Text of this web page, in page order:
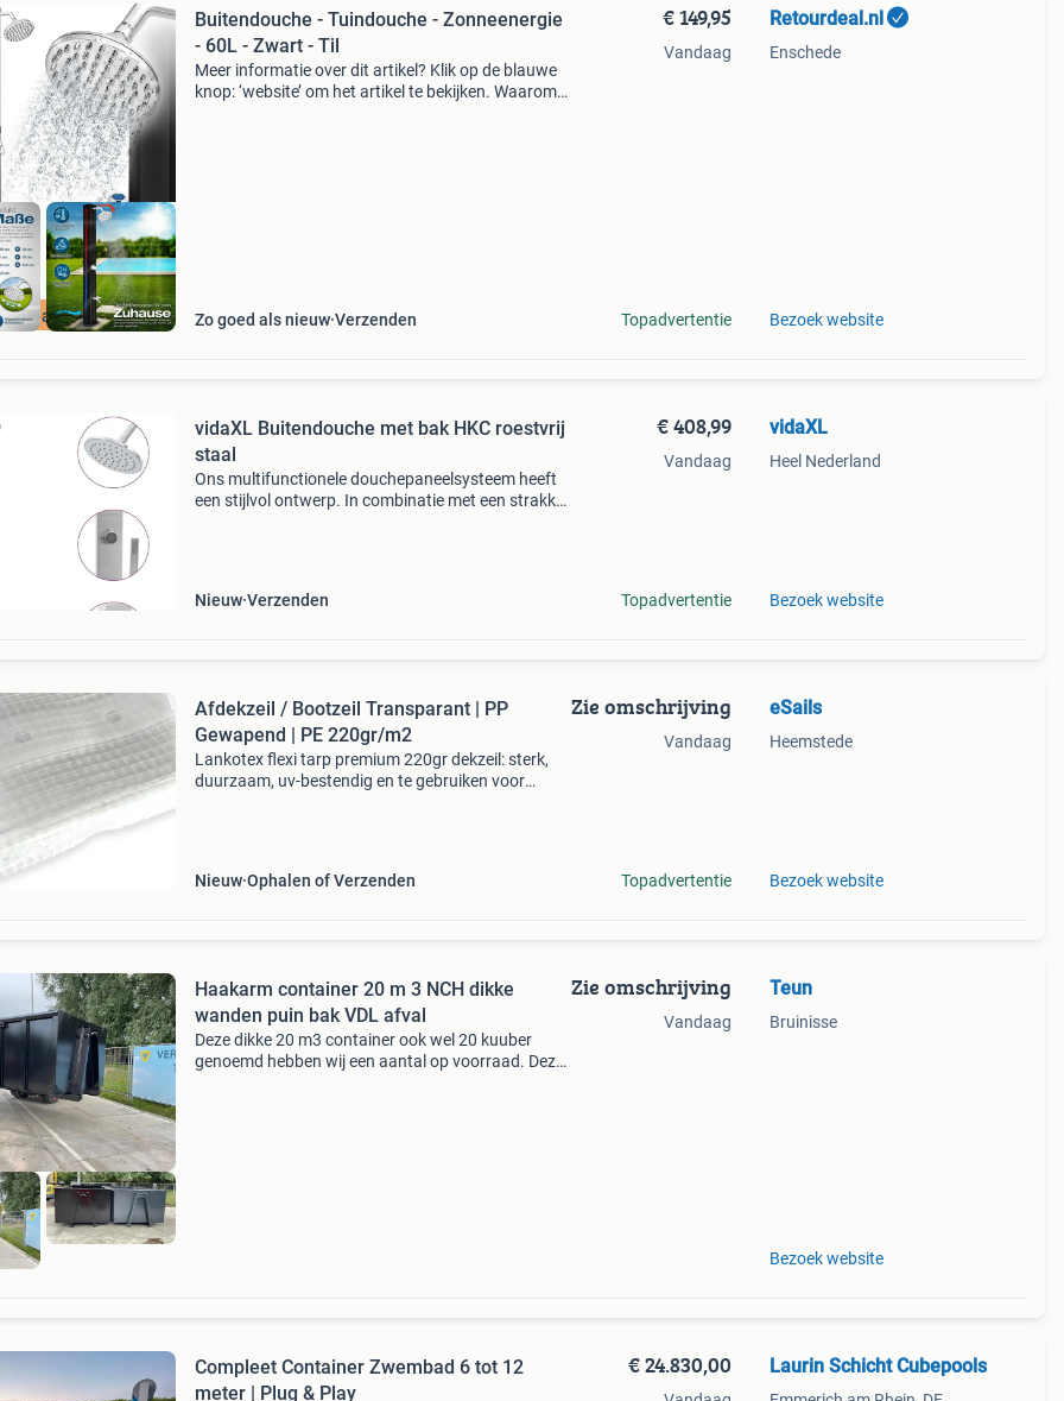
Korting
Buitendouche - Tuindouche - Zonneenergie
- 60L - Zwart - Til
Meer informatie over dit artikel? Klik op de blauwe
knop: ‘website’ om het artikel te bekijken. Waarom
Zo goed als nieuw Verzenden
€ 149,95
Vandaag
Topadvertentie
Retourdeal.nl
Enschede
Bezoek website
vidaXL Buitendouche met bak HKC roestvrij
staal
Ons multifunctionele douchepaneelsysteem heeft
een stijlvol ontwerp. In combinatie met een strakke
Nieuw Verzenden
€ 408,99
Vandaag
Topadvertentie
vidaXL
Heel Nederland
Bezoek website
Afdekzeil / Bootzeil Transparant | PP
Gewapend | PE 220gr/m2
Lankotex flexi tarp premium 220gr dekzeil: sterk,
duurzaam, uv-bestendig en te gebruiken voor
Nieuw Ophalen of Verzenden
Zie omschrijving
Vandaag
Topadvertentie
eSails
Heemstede
Bezoek website
Haakarm container 20 m 3 NCH dikke
wanden puin bak VDL afval
Deze dikke 20 m3 container ook wel 20 kuuber
genoemd hebben wij een aantal op voorraad. Deze
Zie omschrijving
Vandaag
Teun
Bruinisse
Bezoek website
Compleet Container Zwembad 6 tot 12
meter | Plug & Play
€ 24.830,00 Laurin Schicht Cubepools